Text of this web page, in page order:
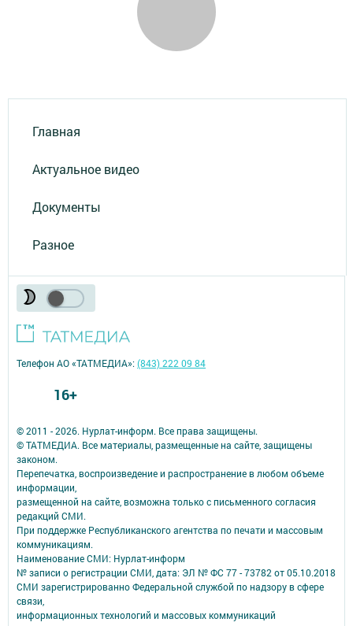
Главная
Актуальное видео
Документы
Разное
© 2011 - 2026. Нурлат-⁠информ. Все права защищены.
© ТАТМЕДИА. Все материалы, размещенные на сайте, защищены
законом.
Перепечатка, воспроизведение и распространение в любом объеме
информации,
размещенной на сайте, возможна только с письменного согласия
редакций СМИ.
При поддержке Республиканского агентства по печати и массовым
коммуникациям.
Наименование СМИ: Нурлат-⁠информ
№ записи о регистрации СМИ, дата: ЭЛ № ФС 77 -⁠ 73782 от 05.10.2018
СМИ зарегистрированно Федеральной службой по надзору в сфере
связи,
информационных технологий и массовых коммуникаций
Телефон АО «ТАТМЕДИА»:(843) 222 09 84
16+